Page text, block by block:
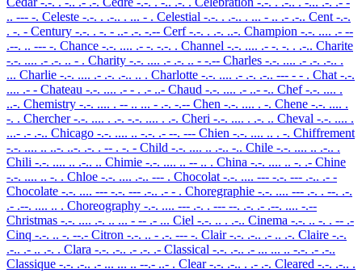
.. --- -. Celeste -.-. . .-.. . ... - . Celestial -.-. . .-.. . ... - .. .- .-.. Cent -.-.
. -. - Century -.-. . -. - ..- .-. -.-- Cerf-.-. . .-. ..-. Champion -.-. .... .- --
.--. .. --- -. Chance -.-. .... .- -. -.-. . Channel -.-. .... .- -. -. . .-.. Charite
-.-. .... .- .-. .. - . Charity -.-. .... .- .-. .. - -.-- Charles -.-. .... .- .-. .-.. .
... Charlie -.-. .... .- .-. .-.. .. . Charlotte -.-. .... .- .-. .-.. --- - - . Chat -.-.
.... .- - Chateau -.-. .... .- - . .- ..- Chaud -.-. .... .- ..- -.. Chef-.-. .... .
..-. Chemistry -.-. .... . -- .. ... - .-. -.-- Chen -.-. .... . -. Chene -.-. .... .
-. . Chercher-.-. .... . .-. -.-. .... . .-. Cheri -.-. .... . .-. .. Cheval -.-. .... .
...- .- .-.. Chicago -.-. .... .. -.-. .- --. --- Chien -.-. .... .. . -. Chiffrement
-.-. .... .. ..-. ..-. .-. . -- . -. - Child -.-. .... .. .-.. -.. Chile -.-. .... .. .-.. .
Chili -.-. .... .. .-.. .. Chimie -.-. .... .. -- .. . China -.-. .... .. -. .- Chine
-.-. .... .. -. . Chloe -.-. .... .-.. --- . Chocolat -.-. .... --- -.-. --- .-.. .- -
Chocolate -.-. .... --- -.-. --- .-.. .- - . Choregraphie -.-. .... --- .-. . --. .-.
.- .--. .... .. . Choreography -.-. .... --- .-. . --- --. .-. .- .--. .... -.--
Christmas -.-. .... .-. .. ... - -- .- ... Ciel -.-. .. . .-.. Cinema -.-. .. -. . -- .-
Cinq -.-. .. -. --.- Citron -.-. .. - .-. --- -. Clair-.-. .-.. .- .. .-. Claire -.-.
.-.. .- .. .-. . Clara -.-. .-.. .- .-. .- Classical -.-. .-.. .- ... ... .. -.-. .- .-..
Classique -.-. .-.. .- ... ... .. --.- ..- . Clear-.-. .-.. . .- .-. Cleared -.-. .-.. .